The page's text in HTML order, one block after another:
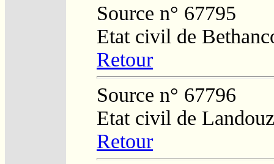
Source n° 67795
Etat civil de
Retour
Source n° 67796
Etat civil de
Retour